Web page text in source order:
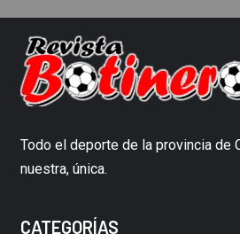
Todo el deporte de la provincia de
nuestra, única.
CATEGORÍAS